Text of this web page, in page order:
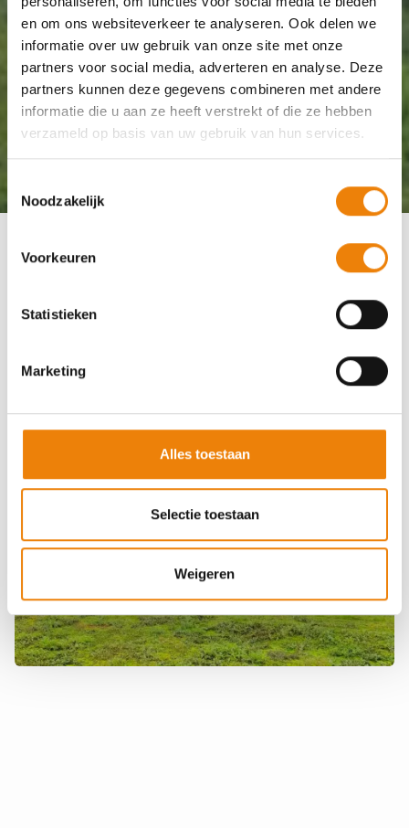
en om ons websiteverkeer te analyseren. Ook delen we
informatie over uw gebruik van onze site met onze
partners voor social media, adverteren en analyse. Deze
partners kunnen deze gegevens combineren met andere
informatie die u aan ze heeft verstrekt of die ze hebben
verzameld op basis van uw gebruik van hun services.
Noodzakelijk
Voorkeuren
Statistieken
Marketing
Alles toestaan
Selectie toestaan
Weigeren
Nieuwe gevelreclame op hoofdkantoor in Roermond